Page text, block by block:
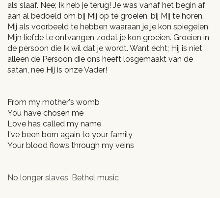
als slaaf. Nee; Ik heb je terug! Je was vanaf het begin af
aan al bedoeld om bij Mij op te groeien, bij Mij te horen,
Mij als voorbeeld te hebben waaraan je je kon spiegelen,
Mijn liefde te ontvangen zodat je kon groeien. Groeien in
de persoon die Ik wil dat je wordt. Want écht; Hij is niet
alleen de Persoon die ons heeft losgemaakt van de
satan, nee Hij is onze Vader!
From my mother's womb
You have chosen me
Love has called my name
I've been born again to your family
Your blood flows through my veins
No longer slaves, Bethel music